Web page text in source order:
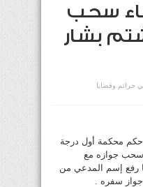
سحب
بشار
جرائم وقضايا
حكم محكمة أول درجة
جوازه مع
رفع إسم المدعي من
سفره .